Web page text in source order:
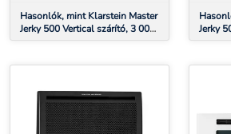
Hasonlók, mint Klarstein Master
Jerky 500 Vertical szárító, 3 000
W, két kamrával, hőmérséklet-
Jerky
W, két